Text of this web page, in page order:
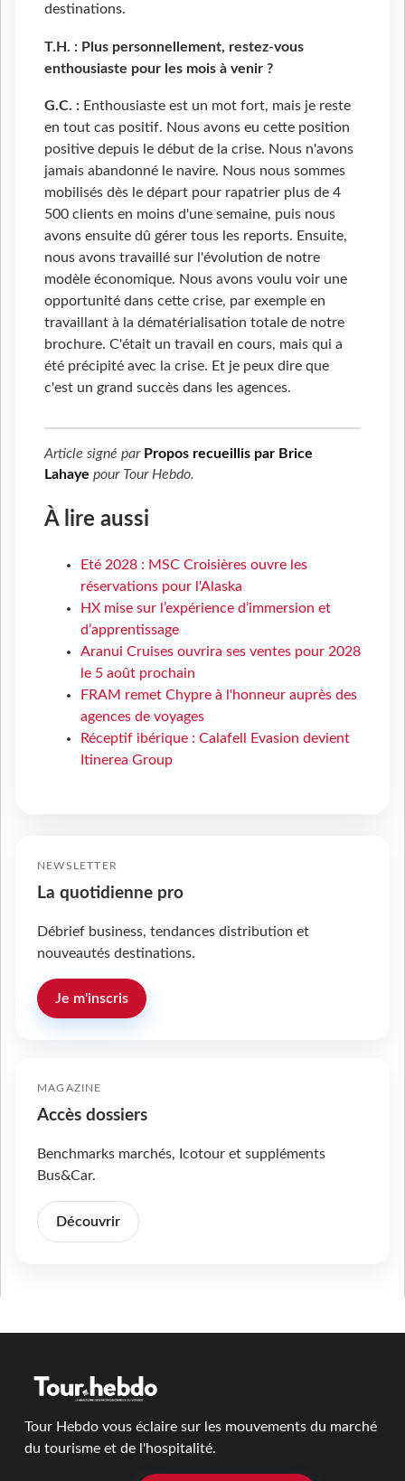
destinations.
T.H. : Plus personnellement, restez-vous
enthousiaste pour les mois à venir ?
G.C. : Enthousiaste est un mot fort, mais je reste
en tout cas positif. Nous avons eu cette position
positive depuis le début de la crise. Nous n'avons
jamais abandonné le navire. Nous nous sommes
mobilisés dès le départ pour rapatrier plus de 4
500 clients en moins d'une semaine, puis nous
avons ensuite dû gérer tous les reports. Ensuite,
nous avons travaillé sur l'évolution de notre
modèle économique. Nous avons voulu voir une
opportunité dans cette crise, par exemple en
travaillant à la dématérialisation totale de notre
brochure. C'était un travail en cours, mais qui a
été précipité avec la crise. Et je peux dire que
c'est un grand succès dans les agences.
Article signé par Propos recueillis par Brice
Lahaye pour Tour Hebdo.
À lire aussi
Eté 2028 : MSC Croisières ouvre les
réservations pour l'Alaska
HX mise sur l’expérience d’immersion et
d’apprentissage
Aranui Cruises ouvrira ses ventes pour 2028
le 5 août prochain
FRAM remet Chypre à l'honneur auprès des
agences de voyages
Réceptif ibérique : Calafell Evasion devient
Itinerea Group
NEWSLETTER
La quotidienne pro
Débrief business, tendances distribution et
nouveautés destinations.
Je m'inscris
MAGAZINE
Accès dossiers
Benchmarks marchés, Icotour et suppléments
Bus&Car.
Découvrir
Tour Hebdo vous éclaire sur les mouvements du marché
du tourisme et de l'hospitalité.